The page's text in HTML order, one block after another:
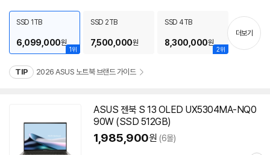
기
1위
SSD 1TB
6,099,000원
SSD 2TB
7,500,000원
2위
SSD 4TB
8,300,000원
더보기
TIP 2026 ASUS 노트북 브랜드 가이드
ASUS 젠북 S 13 OLED UX5304MA-NQ0
90W (SSD 512GB)
1,985,900원 (6몰)